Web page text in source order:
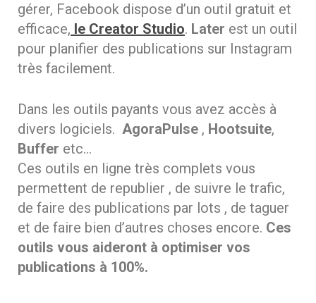
gérer, Facebook dispose d’un outil gratuit et
efficace, le Creator Studio. Later est un outil
pour planifier des publications sur Instagram
très facilement.
Dans les outils payants vous avez accès à
divers logiciels. AgoraPulse , Hootsuite,
Buffer etc…
Ces outils en ligne très complets vous
permettent de republier , de suivre le trafic,
de faire des publications par lots , de taguer
et de faire bien d’autres choses encore. Ces
outils vous aideront à optimiser vos
publications à 100%.